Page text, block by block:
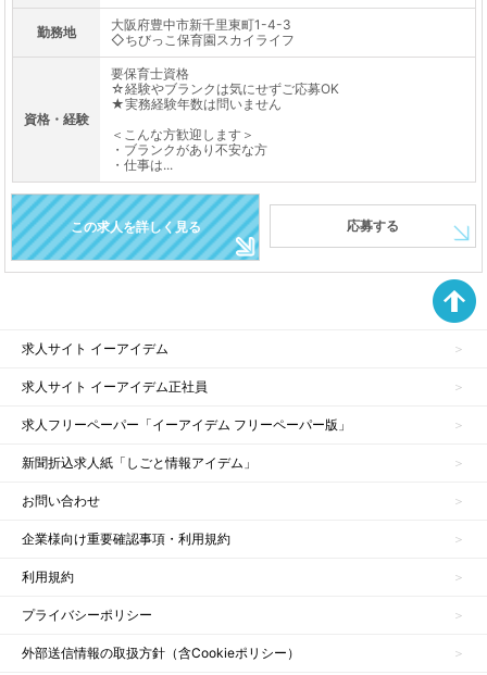
勤務地
大阪府豊中市新千里東町1-4-3
◇ちびっこ保育園スカイライフ
資格・経験
要保育士資格
☆経験やブランクは気にせずご応募OK
★実務経験年数は問いません
＜こんな方歓迎します＞
・ブランクがあり不安な方
・仕事は...
この求人を詳しく見る 応募する
求人サイト イーアイデム
求人サイト イーアイデム正社員
求人フリーペーパー「イーアイデム フリーペーパー版」
新聞折込求人紙「しごと情報アイデム」
お問い合わせ
企業様向け重要確認事項・利用規約
利用規約
プライバシーポリシー
外部送信情報の取扱方針（含Cookieポリシー）